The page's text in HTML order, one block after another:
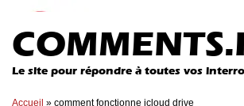
Le site pour répondre à toutes vos
Accueil » comment fonctionne icloud drive